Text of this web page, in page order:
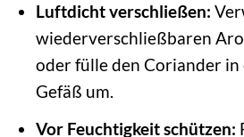
Luftdicht verschließen:
wiederverschließbaren
oder fülle den Coriander
Gefäß um.
Vor Feuchtigkeit schützen: